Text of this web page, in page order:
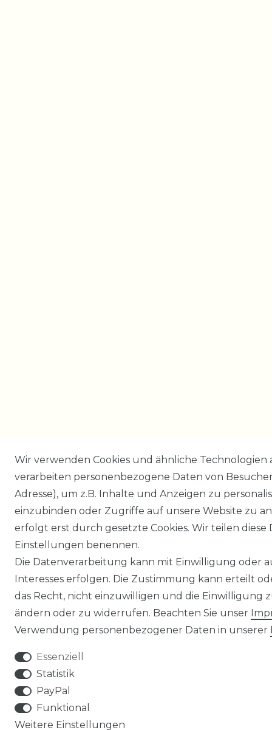
Wir verwenden Cookies und ähnliche
verarbeiten personenbezogene Daten von
Adresse), um z.B. Inhalte und Anzeigen zu
einzubinden oder Zugriffe auf unsere Website zu
erfolgt erst durch gesetzte Cookies. Wir teilen
Einstellungen benennen.
Die Datenverarbeitung kann mit Einwilligung oder
Interesses erfolgen. Die Zustimmung kann erteilt
das Recht, nicht einzuwilligen und die Einwilligung
ändern oder zu widerrufen. Beachten Sie unser
Verwendung personenbezogener Daten in unserer
Essenziell
Statistik
PayPal
Funktional
Weitere Einstellungen